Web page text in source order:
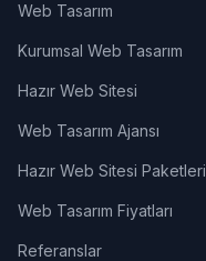
Web Tasarım
Kurumsal Web Tasarım
Hazır Web Sitesi
Web Tasarım Ajansı
Hazır Web Sitesi Paketleri
Web Tasarım Fiyatları
Referanslar